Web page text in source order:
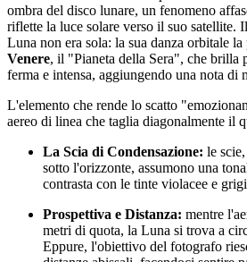
ombra del disco lunare, un fenomeno
riflette la luce solare verso il suo satellite.
Luna non era sola: la sua danza orbitale
Venere, il "Pianeta della Sera", che brilla
ferma e intensa, aggiungendo una nota di
L'elemento che rende lo scatto
aereo di linea che taglia diagonalmente il
La Scia di Condensazione: le
sotto l'orizzonte, assumono una
contrasta con le tinte violacee e
Prospettiva e Distanza: mentre
metri di quota, la Luna si trova a
Eppure, l'obiettivo del fotografo